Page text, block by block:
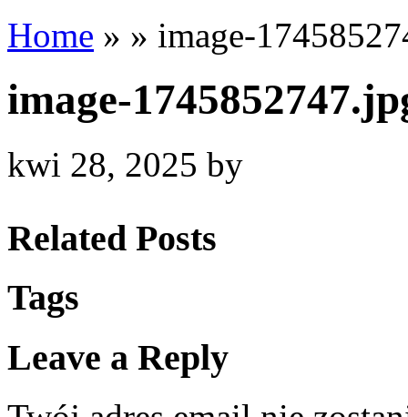
Home » » image-
image-
kwi 28, 2025 by
Related Posts
Tags
Leave a Reply